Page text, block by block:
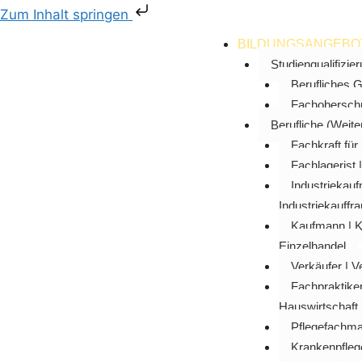
Zum Inhalt springen
Berufliches
Berufliche
Fachkraft für
Fachlagerist
Kaufmann |
Einzelhandel
Verkäufer |
Hauswirtschaft